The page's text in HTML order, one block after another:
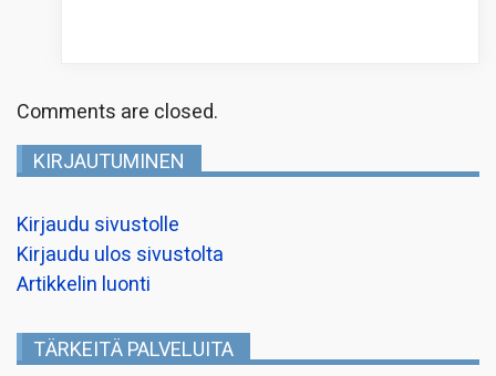
Comments are closed.
KIRJAUTUMINEN
Kirjaudu sivustolle
Kirjaudu ulos sivustolta
Artikkelin luonti
TÄRKEITÄ PALVELUITA